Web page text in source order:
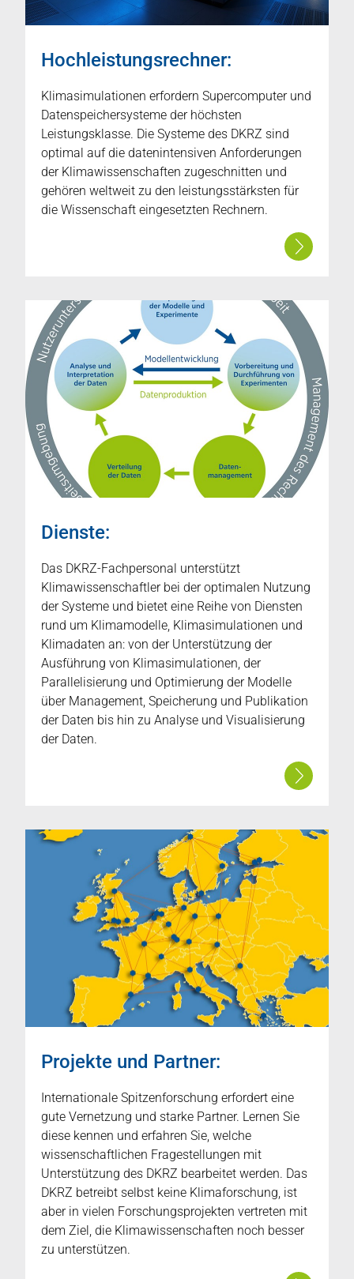
Hochleistungsrechner:
Klimasimulationen erfordern Supercomputer und
Datenspeichersysteme der höchsten
Leistungsklasse. Die Systeme des DKRZ sind
optimal auf die datenintensiven Anforderungen
der Klimawissenschaften zugeschnitten und
gehören weltweit zu den leistungsstärksten für
die Wissenschaft eingesetzten Rechnern.
Dienste:
Das DKRZ-Fachpersonal unterstützt
Klimawissenschaftler bei der optimalen Nutzung
der Systeme und bietet eine Reihe von Diensten
rund um Klimamodelle, Klimasimulationen und
Klimadaten an: von der Unterstützung der
Ausführung von Klimasimulationen, der
Parallelisierung und Optimierung der Modelle
über Management, Speicherung und Publikation
der Daten bis hin zu Analyse und Visualisierung
der Daten.
Projekte und Partner:
Internationale Spitzenforschung erfordert eine
gute Vernetzung und starke Partner. Lernen Sie
diese kennen und erfahren Sie, welche
wissenschaftlichen Fragestellungen mit
Unterstützung des DKRZ bearbeitet werden. Das
DKRZ betreibt selbst keine Klimaforschung, ist
aber in vielen Forschungsprojekten vertreten mit
dem Ziel, die Klimawissenschaften noch besser
zu unterstützen.